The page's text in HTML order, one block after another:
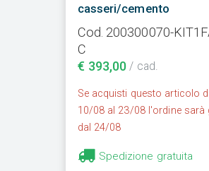
casseri/cemento
Cod. 200300070-
C
€ 393,00 / cad.
Se acquisti questo articolo
10/08 al 23/08 l'ordine sarà
dal 24/08
Spedizione gratuita